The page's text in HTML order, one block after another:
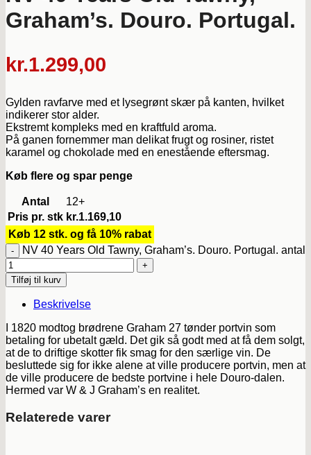
Graham’s. Douro. Portugal.
kr.1.299,00
Gylden ravfarve med et lysegrønt skær på kanten, hvilket
indikerer stor alder.
Ekstremt kompleks med en kraftfuld aroma.
På ganen fornemmer man delikat frugt og rosiner, ristet
karamel og chokolade med en enestående eftersmag.
Køb flere og spar penge
Antal
12+
Pris pr. stk kr.1.169,10
Køb 12 stk. og få 10% rabat
NV 40 Years Old Tawny, Graham’s. Douro. Portugal. antal
Tilføj til kurv
Beskrivelse
I 1820 modtog brødrene Graham 27 tønder portvin som
betaling for ubetalt gæld. Det gik så godt med at få dem solgt,
at de to driftige skotter fik smag for den særlige vin. De
besluttede sig for ikke alene at ville producere portvin, men at
de ville producere de bedste portvine i hele Douro-dalen.
Hermed var W & J Graham’s en realitet.
Relaterede varer